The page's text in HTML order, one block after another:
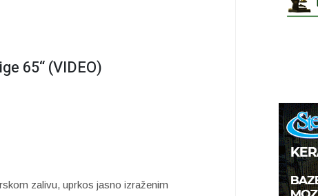
65“ (VIDEO)
zalivu, uprkos jasno izraženim